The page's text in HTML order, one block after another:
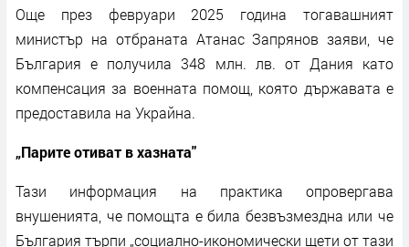
Още през февруари 2025 година тогавашният
министър на отбраната Атанас Запрянов заяви, че
България е получила 348 млн. лв. от Дания като
компенсация за военната помощ, която държавата е
предоставила на Украйна.
„Парите отиват в хазната"
Тази информация на практика опровергава
внушенията, че помощта е била безвъзмездна или че
България търпи „социално-икономически щети от тази